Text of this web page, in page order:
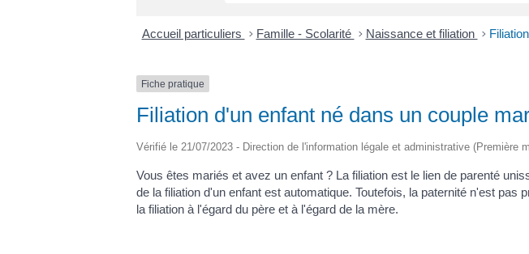
Accueil particuliers > Famille - Scolarité > Naissance et filiation >
Fiche pratique
Filiation d'un enfant né dans un couple
Vérifié le 21/07/2023 - Direction de l'information légale et administrative (Première
Vous êtes mariés et avez un enfant ? La filiation est le lien de parenté
de la filiation d'un enfant est automatique. Toutefois, la paternité n'est
la filiation à l'égard du père et à l'égard de la mère.